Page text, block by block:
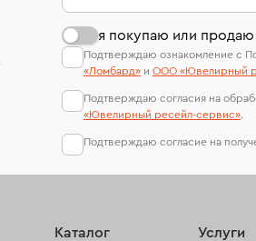
я покупаю или
Подтверждаю ознакомление с
«Ломбард» и ООО «Ювелирный
Подтверждаю согласия на
«Ювелирный ресейл-сервиc».
Подтверждаю согласие на
Каталог Услуги